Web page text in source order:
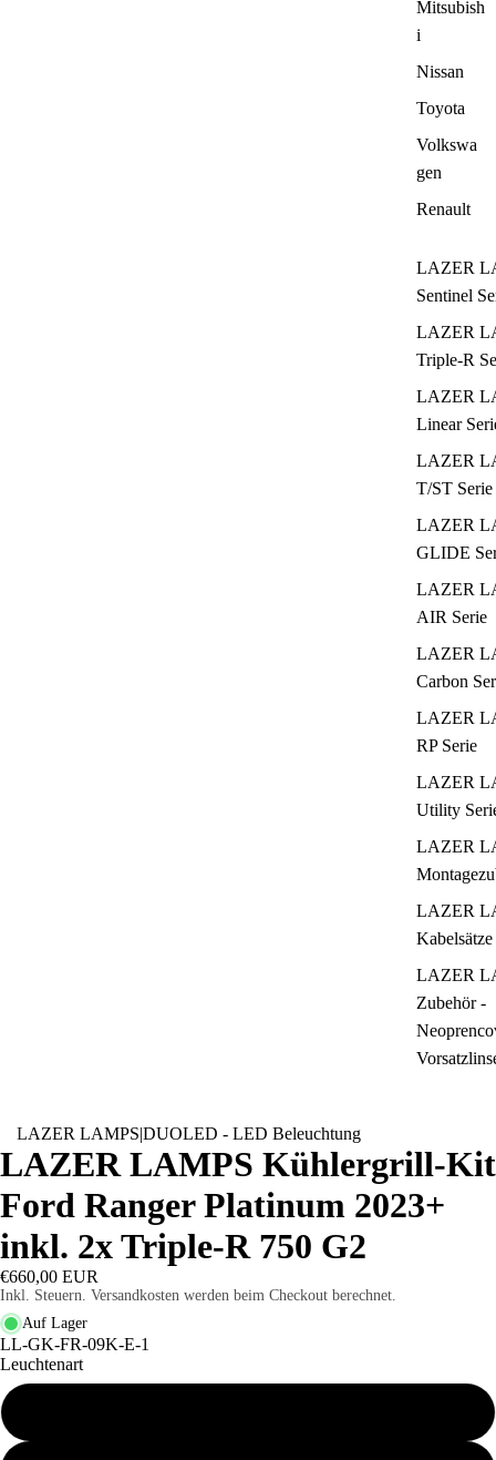
Mitsubish
i
Nissan
Toyota
Volkswa
gen
Renault
LAZER
Sentinel
LAZER
Triple-R
LAZER
Linear
LAZER
T/ST Serie
LAZER
GLIDE
LAZER
AIR Serie
LAZER
Carbon
LAZER
RP Serie
LAZER
Utility
LAZER
LAZER
Kabelsätze
LAZER
Zubehör -
LAZER LAMPS|DUOLED - LED Beleuchtung
LAZER LAMPS Kühlergrill-Kit
Ford Ranger Platinum 2023+
inkl. 2x Triple-R 750 G2
€660,00 EUR
Inkl. Steuern. Versandkosten werden beim Checkout berechnet.
Auf Lager
LL-GK-FR-09K-E-1
Leuchtenart